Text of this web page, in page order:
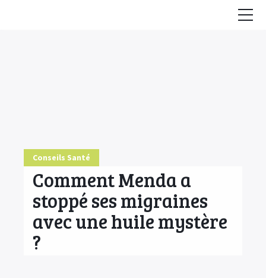
Conseils Santé
Comment Menda a
stoppé ses migraines
avec une huile mystère
?
COMMENCER ICI